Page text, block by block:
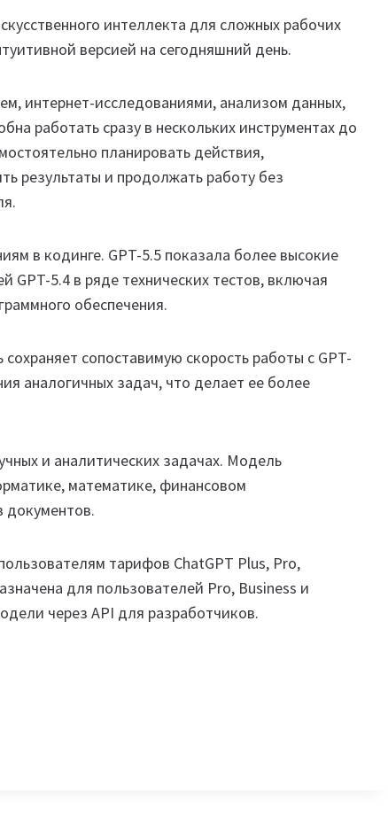
интеллекта для сложных рабочих
версией на сегодняшний день.
интернет-исследованиями, анализом данных,
работать сразу в нескольких инструментах до
планировать действия,
результаты и продолжать работу без
в кодинге. GPT-5.5 показала более высокие
GPT-5.4 в ряде технических тестов, включая
обеспечения.
сопоставимую скорость работы с GPT-
аналогичных задач, что делает ее более
и аналитических задачах. Модель
математике, финансовом
тарифов ChatGPT Plus, Pro,
для пользователей Pro, Business и
через API для разработчиков.